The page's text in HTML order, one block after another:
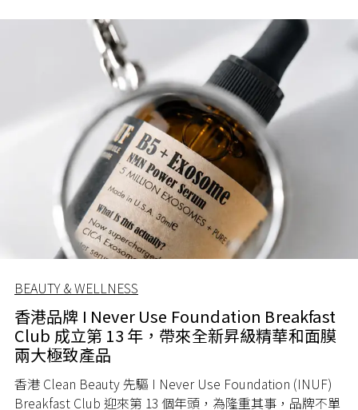
BEAUTY & WELLNESS
香港品牌 I Never Use Foundation Breakfast
Club 成立第 13 年，帶來全新昇級精華和面膜
兩大極致產品
香港 Clean Beauty 先驅 I Never Use Foundation (INUF)
Breakfast Club 迎來第 13 個年頭，為隆重其事，品牌不單